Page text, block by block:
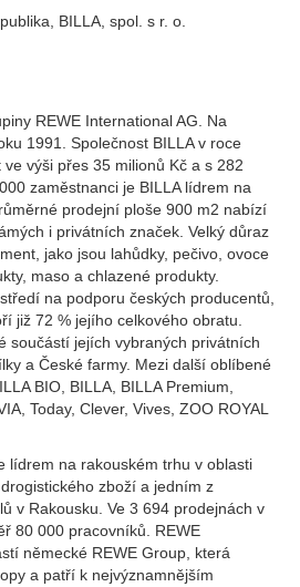
BILLA, spol. s r. o.
REWE International AG. Na
1991. Společnost BILLA v roce
výši přes 35 milionů Kč a s 282
zaměstnanci je BILLA lídrem na
prodejní ploše 900 m2 nabízí
i privátních značek. Velký důraz
jako jsou lahůdky, pečivo, ovoce
maso a chlazené produkty.
na podporu českých producentů,
již 72 % jejího celkového obratu.
součástí jejích vybraných privátních
a České farmy. Mezi další oblíbené
BIO, BILLA, BILLA Premium,
Today, Clever, Vives, ZOO ROYAL
lídrem na rakouském trhu v oblasti
zboží a jedním z
v Rakousku. Ve 3 694 prodejnách v
80 000 pracovníků. REWE
německé REWE Group, která
a patří k nejvýznamnějším